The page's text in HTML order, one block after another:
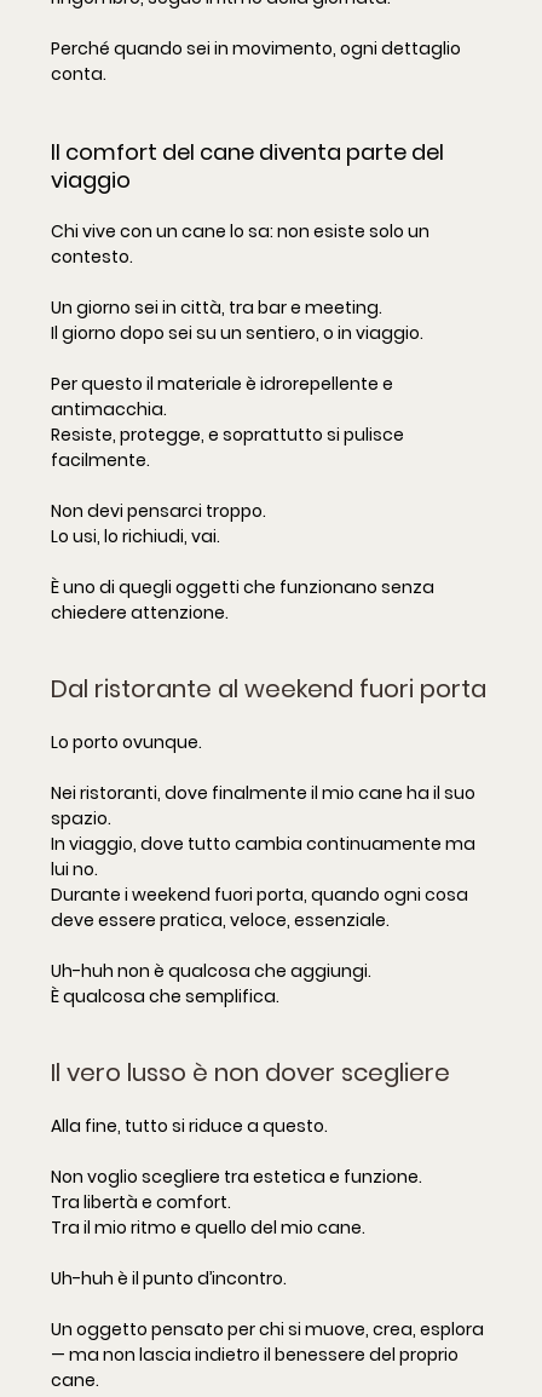
Perché quando sei in movimento, ogni dettaglio
conta.
Il comfort del cane diventa parte del
viaggio
Chi vive con un cane lo sa: non esiste solo un
contesto.
Un giorno sei in città, tra bar e meeting.
Il giorno dopo sei su un sentiero, o in viaggio.
Per questo il materiale è idrorepellente e
antimacchia.
Resiste, protegge, e soprattutto si pulisce
facilmente.
Non devi pensarci troppo.
Lo usi, lo richiudi, vai.
È uno di quegli oggetti che funzionano senza
chiedere attenzione.
Dal ristorante al weekend fuori porta
Lo porto ovunque.
Nei ristoranti, dove finalmente il mio cane ha il suo
spazio.
In viaggio, dove tutto cambia continuamente ma
lui no.
Durante i weekend fuori porta, quando ogni cosa
deve essere pratica, veloce, essenziale.
Uh-huh non è qualcosa che aggiungi.
È qualcosa che semplifica.
Il vero lusso è non dover scegliere
Alla fine, tutto si riduce a questo.
Non voglio scegliere tra estetica e funzione.
Tra libertà e comfort.
Tra il mio ritmo e quello del mio cane.
Uh-huh è il punto d’incontro.
Un oggetto pensato per chi si muove, crea, esplora
— ma non lascia indietro il benessere del proprio
cane.